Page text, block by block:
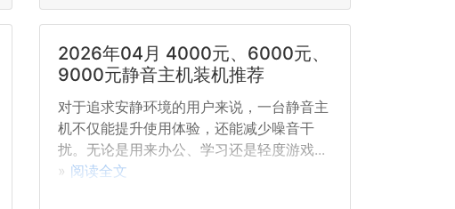
2026年04月 4000元、6000元、
9000元静音主机装机推荐
对于追求安静环境的用户来说，一台静音主
机不仅能提升使用体验，还能减少噪音干
扰。无论是用来办公、学习还是轻度游戏...
» 阅读全文